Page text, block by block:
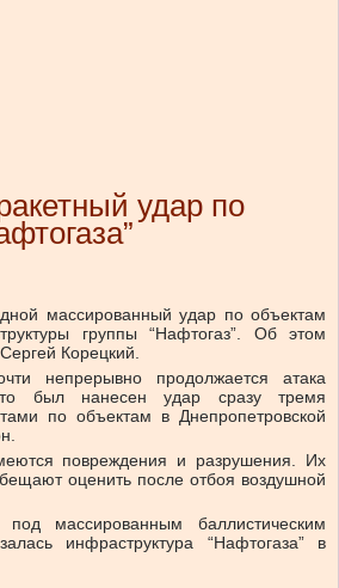
удар по
массированный удар по объектам
группы “Нафтогаз”. Об этом
Корецкий.
непрерывно продолжается атака
был нанесен удар сразу тремя
по объектам в Днепропетровской
повреждения и разрушения. Их
оценить после отбоя воздушной
массированным баллистическим
инфраструктура “Нафтогаза” в